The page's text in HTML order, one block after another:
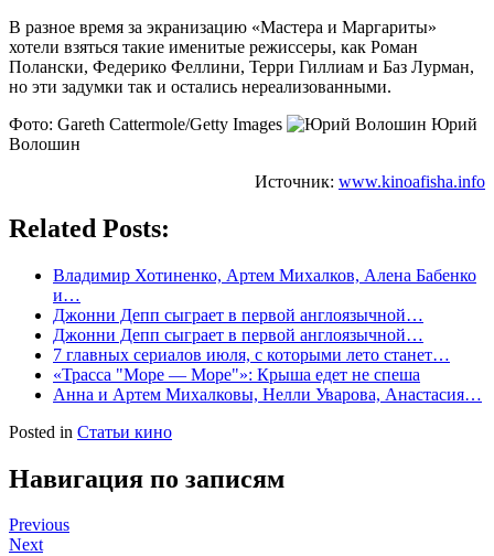
В разное время за экранизацию «Мастера и Маргариты»
хотели взяться такие именитые режиссеры, как Роман
Полански, Федерико Феллини, Терри Гиллиам и Баз Лурман,
но эти задумки так и остались нереализованными.
Фото: Gareth Cattermole/Getty Images
Юрий
Волошин
Источник: www.kinoafisha.info
Related Posts:
Владимир Хотиненко, Артем Михалков, Алена Бабенко
и…
Джонни Депп сыграет в первой англоязычной…
Джонни Депп сыграет в первой англоязычной…
7 главных сериалов июля, с которыми лето станет…
«Трасса "Море — Море"»: Крыша едет не спеша
Анна и Артем Михалковы, Нелли Уварова, Анастасия…
Posted in Статьи кино
Навигация по записям
Previous
Next